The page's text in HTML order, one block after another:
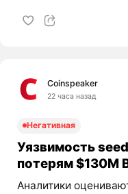
Coinspeaker
22 часа назад
Негативная
Уязвимость
потерям $130M
Аналитики